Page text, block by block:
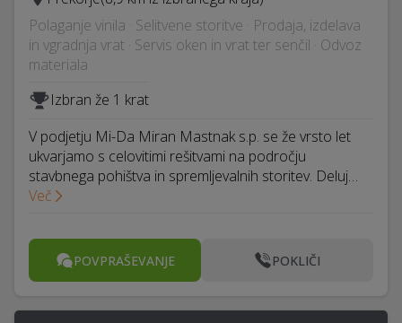
Polaganje vinila · Selitvene storitve · Prodaja, izdelava
in vgradnja vrat · Servis oken in vrat ter senčil · Odvoz
materiala
Izbran že 1 krat
V podjetju Mi-Da Miran Mastnak s.p. se že vrsto let
ukvarjamo s celovitimi rešitvami na področju
stavbnega pohištva in spremljevalnih storitev. Deluj…
Več
POVPRAŠEVANJE POKLIČI